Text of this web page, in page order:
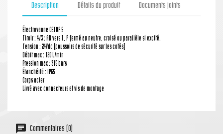
Description Détails du produit Documents joints
Électrovanne CETOP 5
Tiroir : 4/3 : AB vers T, P fermé au neutre, croisé ou parallèle si excité.
Tension : 24Vdc (poussoirs de sécurité sur les cotés)
Débit max : 120 L/min
Pression max : 315 bars
Étanchéité : IP65
Corps acier
Livré avec connecteurs et vis de montage
Commentaires (0)